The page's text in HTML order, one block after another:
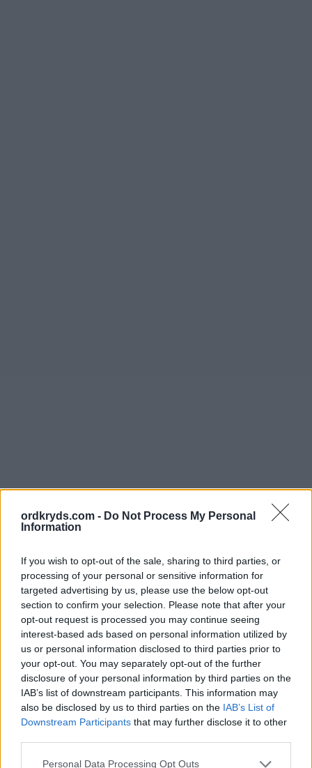
ordkryds.com - Do Not Process My Personal
Information
If you wish to opt-out of the sale, sharing to third parties, or
processing of your personal or sensitive information for
targeted advertising by us, please use the below opt-out
section to confirm your selection. Please note that after your
opt-out request is processed you may continue seeing
interest-based ads based on personal information utilized by
us or personal information disclosed to third parties prior to
your opt-out. You may separately opt-out of the further
disclosure of your personal information by third parties on the
IAB’s list of downstream participants. This information may
also be disclosed by us to third parties on the IAB’s List of
Downstream Participants that may further disclose it to other
Personal Data Processing Opt Outs